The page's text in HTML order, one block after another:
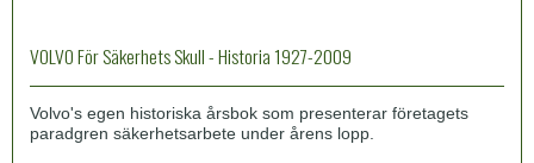
VOLVO För Säkerhets Skull - Historia 1927-2009
Volvo's egen historiska årsbok som presenterar företagets
paradgren säkerhetsarbete under årens lopp.